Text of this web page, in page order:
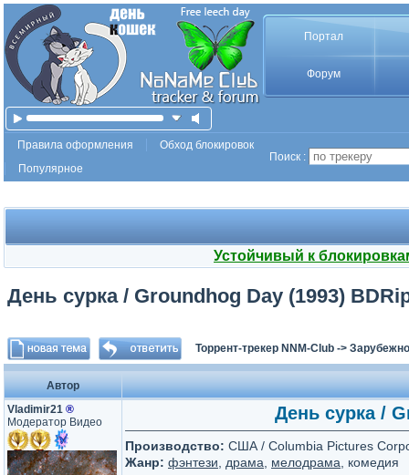
Портал
Форум
Правила оформления
Обход блокировок
Популярное
Поиск :
Устойчивый к
День сурка / Groundhog Day (1993)
Торрент-трекер NNM-Club ->
Автор
Vladimir21 ®
Модератор Видео
День сурка /
Производство: США / Columbia Pictures
Жанр: фэнтези драма мелодрама , комедия